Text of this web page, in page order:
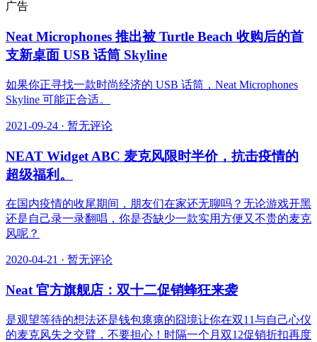
广告
Neat Microphones 推出被 Turtle Beach 收购后的首
支新桌面 USB 话筒 Skyline
如果你正寻找一款时尚经济的 USB 话筒，Neat Microphones
Skyline 可能正合适。
2021-09-24 · 暂无评论
NEAT Widget ABC 麦克风限时半价，抗击疫情的
超级福利。
在国内疫情的收尾期间，朋友们在家还无聊吗？无论游戏开黑
还是自己录一录翻唱，你是否缺少一款实用方便又不贵的麦克
风呢？
2020-04-21 · 暂无评论
Neat 官方旗舰店：双十二促销蜂狂来袭
是观望等待的想法还是钱包瘪瘪的囧境让你在双11与自己心仪
的麦克风失之交臂，不要担心！时隔一个月双12促销折扣再度